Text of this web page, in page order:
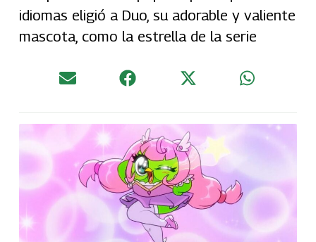
idiomas eligió a Duo, su adorable y valiente
mascota, como la estrella de la serie